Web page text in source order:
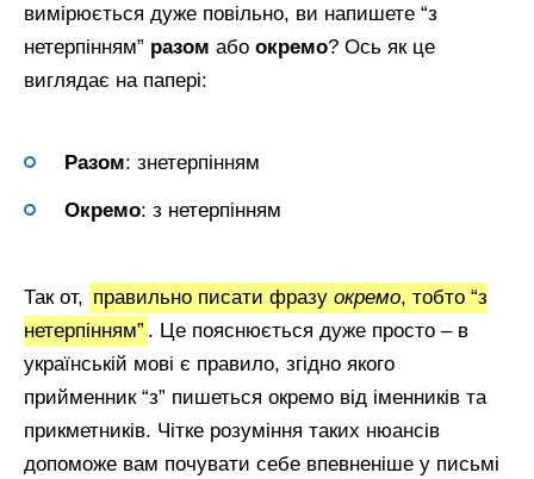
вимірюється дуже повільно, ви напишете “з
нетерпінням” разом або окремо? Ось як це
виглядає на папері:
Разом: знетерпінням
Окремо: з нетерпінням
Так от, правильно писати фразуокремо, тобто “з
нетерпінням” . Це пояснюється дуже просто – в
українській мові є правило, згідно якого
прийменник “з” пишеться окремо від іменників та
прикметників. Чітке розуміння таких нюансів
допоможе вам почувати себе впевненіше у письмі